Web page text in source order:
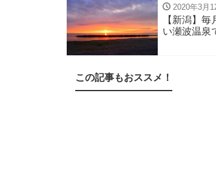
2020年3月
【新潟】
い瀬波温泉
この記事もおススメ！